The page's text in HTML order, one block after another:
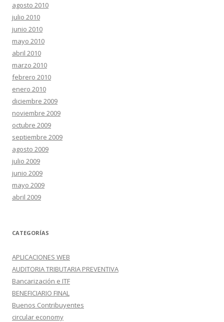
agosto 2010
julio 2010
junio 2010
mayo 2010
abril 2010
marzo 2010
febrero 2010
enero 2010
diciembre 2009
noviembre 2009
octubre 2009
septiembre 2009
agosto 2009
julio 2009
junio 2009
mayo 2009
abril 2009
CATEGORÍAS
APLICACIONES WEB
AUDITORIA TRIBUTARIA PREVENTIVA
Bancarización e ITF
BENEFICIARIO FINAL
Buenos Contribuyentes
circular economy